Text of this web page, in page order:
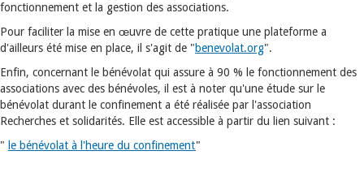
fonctionnement et la gestion des associations.
Pour faciliter la mise en œuvre de cette pratique une plateforme a
d'ailleurs été mise en place, il s'agit de "benevolat.org".
Enfin, concernant le bénévolat qui assure à 90 % le fonctionnement des
associations avec des bénévoles, il est à noter qu'une étude sur le
bénévolat durant le confinement a été réalisée par l'association
Recherches et solidarités. Elle est accessible à partir du lien suivant :
" le bénévolat à l'heure du confinement"